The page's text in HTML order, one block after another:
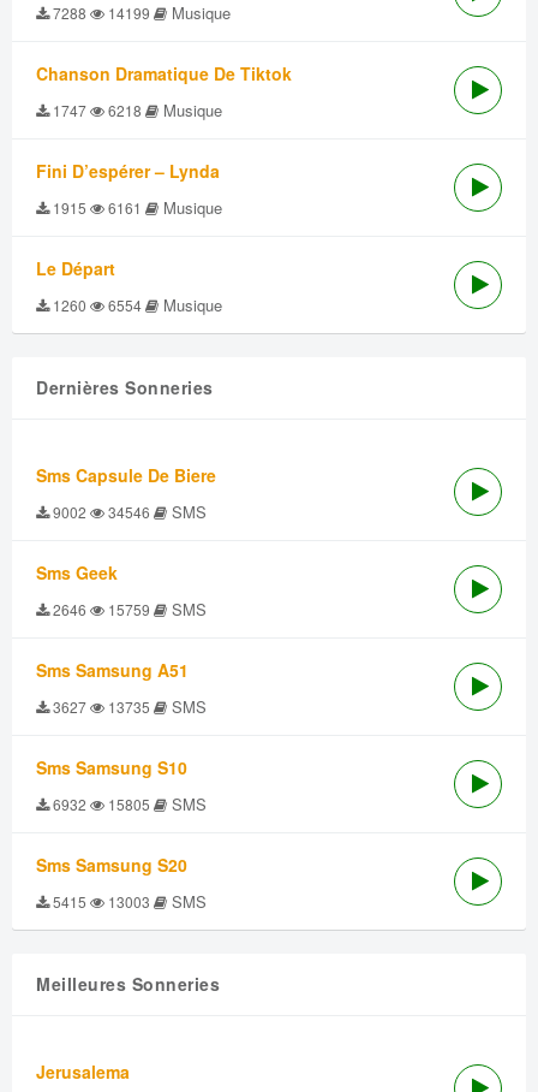
7288 14199 Musique
Chanson Dramatique De Tiktok
1747 6218 Musique
Fini D’espérer – Lynda
1915 6161 Musique
Le Départ
1260 6554 Musique
Dernières Sonneries
Sms Capsule De Biere
9002 34546 SMS
Sms Geek
2646 15759 SMS
Sms Samsung A51
3627 13735 SMS
Sms Samsung S10
6932 15805 SMS
Sms Samsung S20
5415 13003 SMS
Meilleures Sonneries
Jerusalema